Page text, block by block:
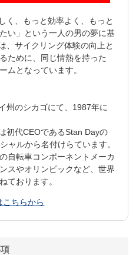
く、もっと効率よく、もっと
い」という一人の男の夢に基
、サイクリング体験の向上と
ために、同じ情熱を持った
ムとなっています。
州のシカゴにて、1987年に
初代CEOであるStan Dayの
ャルから名付けらています。
自転車コンポーネントメーカ
スやオリンピックなど、世界
ております。
ちらから